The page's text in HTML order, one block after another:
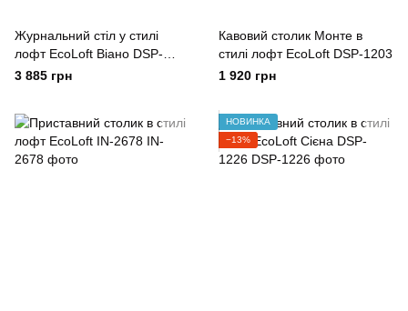
Журнальний стіл у стилі
лофт EcoLoft Віано DSP-
1180
3 885 грн
Кавовий столик Монте в
стилі лофт EcoLoft DSP-1203
1 920 грн
НОВИНКА
−13%